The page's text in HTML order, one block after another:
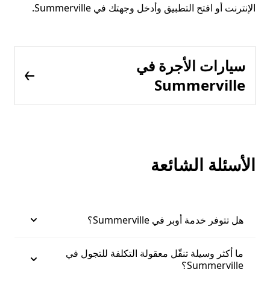
الإنترنت أو افتح التطبيق وأدخل وجهتك في Summerville.
سيارات الأجرة في
Summerville
الأسئلة الشائعة
هل تتوفر خدمة أوبر في Summerville؟
ما أكثر وسيلة تنقّل معقولة التكلفة للتجول في
Summerville؟